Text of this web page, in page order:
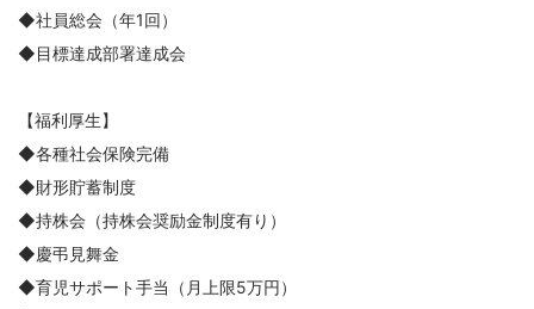
◆社員総会（年1回）
◆目標達成部署達成会
【福利厚生】
◆各種社会保険完備
◆財形貯蓄制度
◆持株会（持株会奨励金制度有り）
◆慶弔見舞金
◆育児サポート手当（月上限5万円）